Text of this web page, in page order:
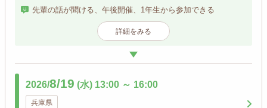
先輩の話が聞ける、午後開催、1年生から参加できる
詳細をみる
2026/8/19 (水) 13:00 ～ 16:00
兵庫県